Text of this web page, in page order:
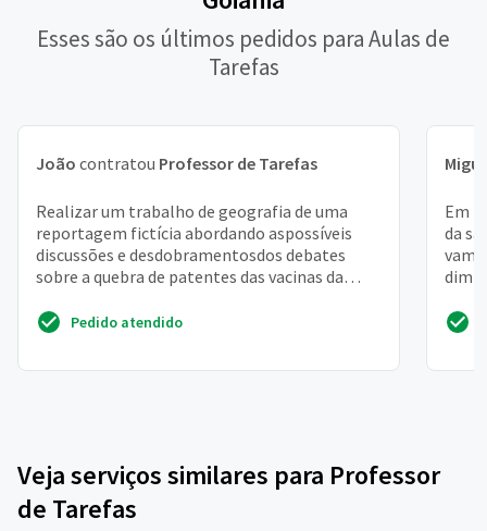
Esses são os últimos pedidos para Aulas de
Tarefas
João contratou Professor de Tarefas
Realizar um trabalho de geografia de uma
reportagem fictícia abordando aspossíveis
discussões e desdobramentosdos debates
sobre a quebra de patentes das vacinas da
Pedido atendido
Em
da
Veja serviços similares para Professor
de Tarefas